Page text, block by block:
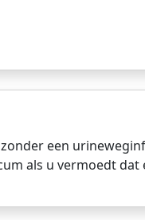
een
als u vermoedt dat